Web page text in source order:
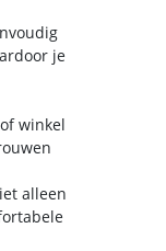
je
winkel
alleen